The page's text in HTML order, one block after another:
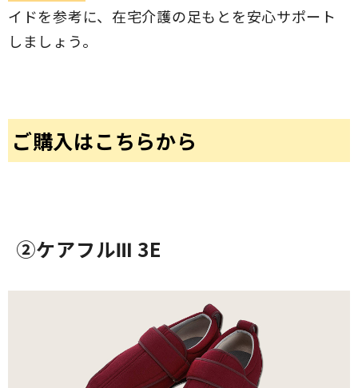
イドを参考に、在宅介護の足もとを安心サポート
しましょう。
ご購入はこちらから
②ケアフルⅢ 3E